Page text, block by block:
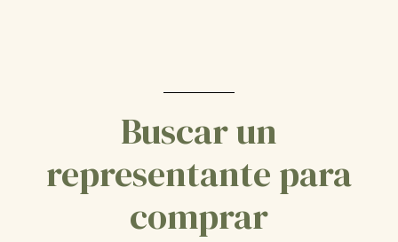
Buscar un
representante para
comprar